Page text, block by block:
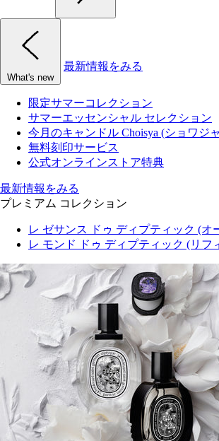
What's new
最新情報をみる
限定サマーコレクション
サマーエッセンシャル セレクション
今月のキャンドル Choisya (ショワジ
無料刻印サービス
公式オンラインストア特典
最新情報をみる
プレミアム コレクション
レ ゼサンス ドゥ ディプティック (オ
レ モンド ドゥ ディプティック (リフ